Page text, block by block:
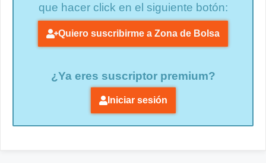
que hacer click en el siguiente botón:
Quiero suscribirme a Zona de Bolsa
¿Ya eres suscriptor premium?
Iniciar sesión